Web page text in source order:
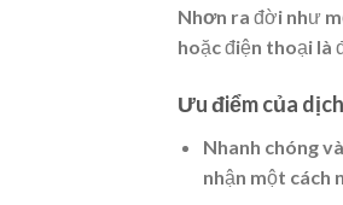
Nhơn ra đời như
hoặc điện thoại là
Ưu điểm của
Nhanh chóng
nhận một cách